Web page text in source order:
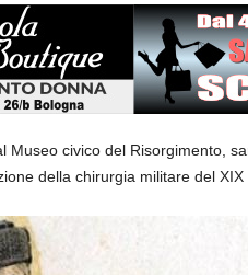
Museo civico del Risorgimento,
della chirurgia militare del XIX